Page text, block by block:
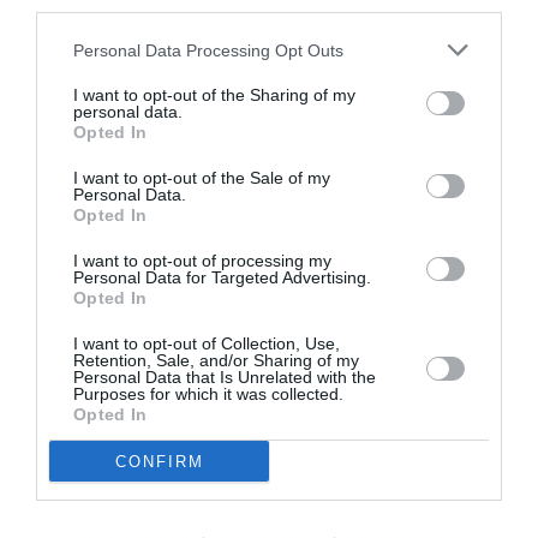
Personal Data Processing Opt Outs
I want to opt-out of the Sharing of my
personal data.
Opted In
I want to opt-out of the Sale of my
Personal Data.
Opted In
I want to opt-out of processing my
Personal Data for Targeted Advertising.
Opted In
I want to opt-out of Collection, Use,
Retention, Sale, and/or Sharing of my
Personal Data that Is Unrelated with the
Purposes for which it was collected.
Opted In
CONFIRM
ΙΝ[Α]ΗΑBΙΤ, σε
Πωλίνας
Κρεμαστά στο
Σύγχρονο Θέατρο
ΘΕΑΤΡΟ - ΧΟΡΟΣ / ΝΕΑ
την ομάδα χορού
Creo στο Θέατρο
ΘΕΑΤΡΟ - ΧΟΡΟΣ / ΝΕΑ
την ομάδα χορού
Creo στο Θέατρο
Τελευταία